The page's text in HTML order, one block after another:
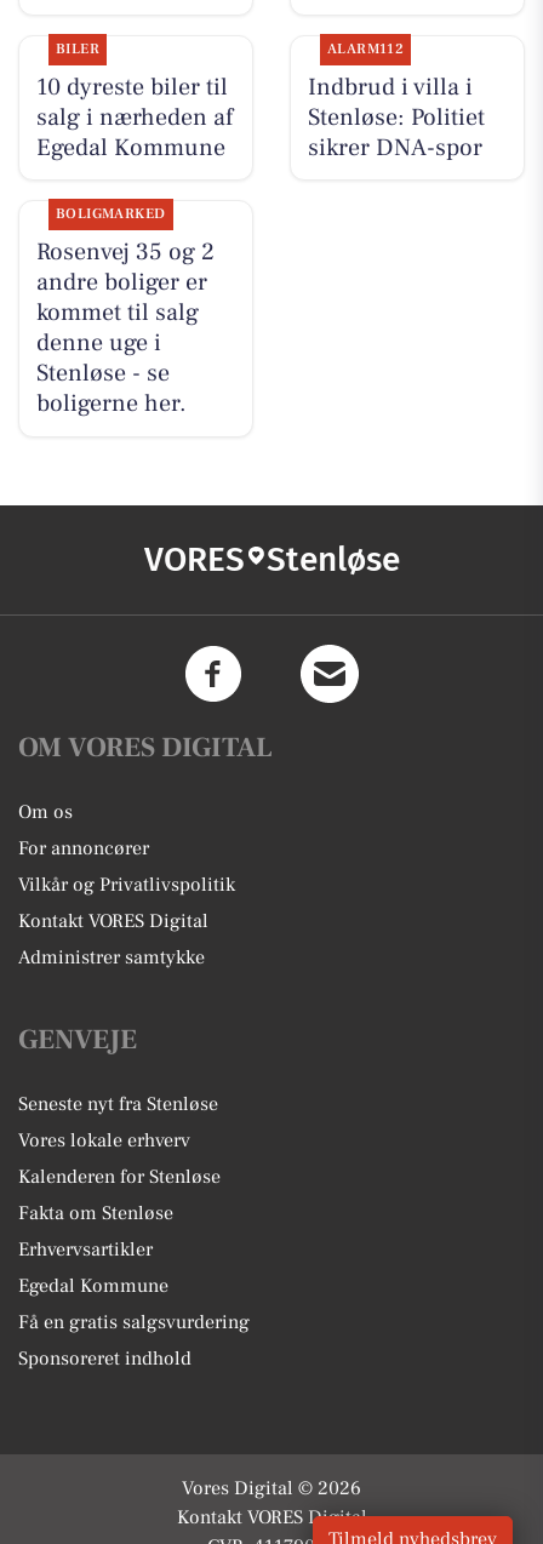
BILER
10 dyreste biler til
salg i nærheden af
Egedal Kommune
ALARM112
Indbrud i villa i
Stenløse: Politiet
sikrer DNA-spor
BOLIGMARKED
Rosenvej 35 og 2
andre boliger er
kommet til salg
denne uge i
Stenløse - se
boligerne her.
VORES Stenløse
OM VORES DIGITAL
Om os
For annoncører
Vilkår og Privatlivspolitik
Kontakt VORES Digital
Administrer samtykke
GENVEJE
Seneste nyt fra Stenløse
Vores lokale erhverv
Kalenderen for Stenløse
Fakta om Stenløse
Erhvervsartikler
Egedal Kommune
Få en gratis salgsvurdering
Sponsoreret indhold
Vores Digital © 2026
Kontakt VORES Digital
Tilmeld nyhedsbrev